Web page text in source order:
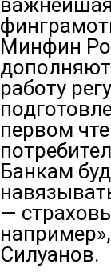
Минфин
работу
первом
Банкам
—
Силуанов.